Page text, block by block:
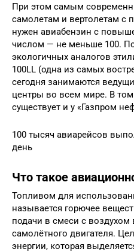
При этом самым
самолетам и вертолетам с
нужен авиабензин с
числом — не меньше 100.
экологичных аналогов
100LL (одна из самых
сегодня занимаются
центры во всем мире. В
существует и у «Газпром
100 тысяч авиарейсов
день
Что такое
Топливом для
называется горючее
подачи в смеси с воздухом
самолётного двигателя.
энергии, которая